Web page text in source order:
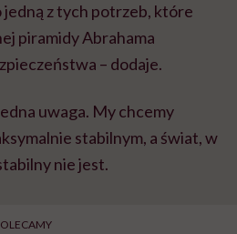
jedną z tych potrzeb, które
piramidy Abrahama
– dodaje.
uwaga. My chcemy
stabilnym, a świat, w
nie jest.